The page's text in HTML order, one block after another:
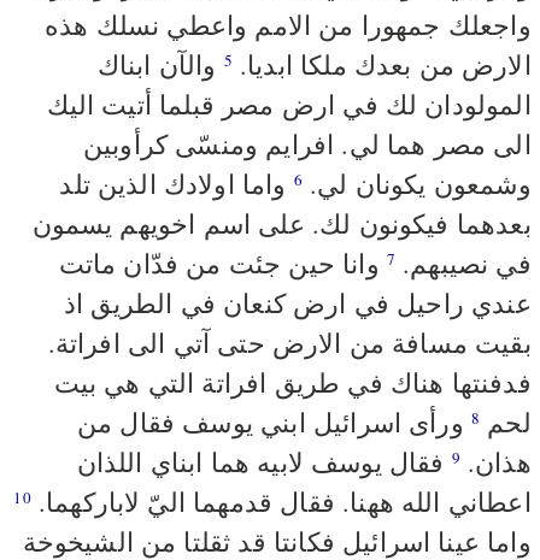
واجعلك جمهورا من الامم واعطي نسلك هذه
الارض من بعدك ملكا ابديا. 5 والآن ابناك
المولودان لك في ارض مصر قبلما أتيت اليك
الى مصر هما لي. افرايم ومنسّى كرأوبين
وشمعون يكونان لي. 6 واما اولادك الذين تلد
بعدهما فيكونون لك. على اسم اخويهم يسمون
في نصيبهم. 7 وانا حين جئت من فدّان ماتت
عندي راحيل في ارض كنعان في الطريق اذ
بقيت مسافة من الارض حتى آتي الى افراتة.
فدفنتها هناك في طريق افراتة التي هي بيت
لحم 8 ورأى اسرائيل ابني يوسف فقال من
هذان. 9 فقال يوسف لابيه هما ابناي اللذان
اعطاني الله ههنا. فقال قدمهما اليّ لاباركهما.10
واما عينا اسرائيل فكانتا قد ثقلتا من الشيخوخة